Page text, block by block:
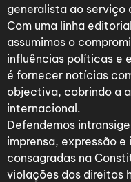
generalista ao serviço
Com uma linha
assumimos o
influências políticas e
é fornecer notícias
objectiva, cobrindo a
internacional.
Defendemos
imprensa, expressão
consagradas na
violações dos direitos